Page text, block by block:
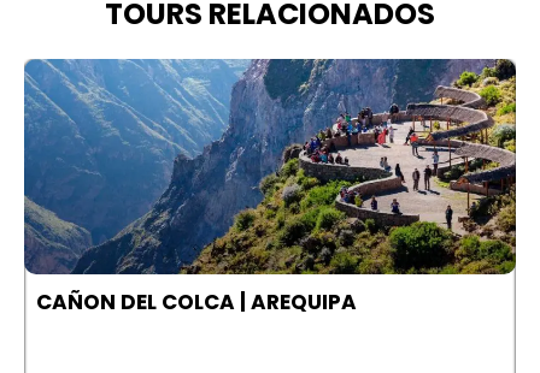
TOURS RELACIONADOS
CAÑON DEL COLCA | AREQUIPA